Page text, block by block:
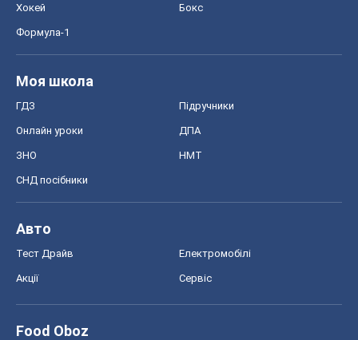
Хокей Бокс
Формула-1
Моя школа
ГДЗ Підручники
Онлайн уроки ДПА
ЗНО НМТ
СНД посібники
Авто
Тест Драйв Електромобілі
Акції Сервіс
Food Oboz